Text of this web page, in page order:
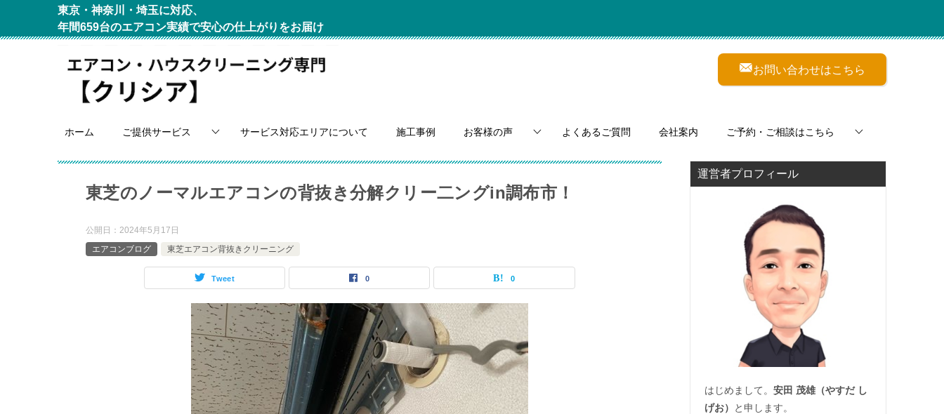
東京・神奈川・埼玉に対応、
年間659台のエアコン実績で安心の仕上がりをお届け
お問い合わせはこちら
ホーム ご提供サービス サービス対応エリアについて 施工事例 お客様の声 よくあるご質問 会社案内 ご予約・ご相談はこちら
東芝のノーマルエアコンの背抜き分解クリー二ングin調布市！
公開日： 2024年5月17日
エアコンブログ
東芝エアコン背抜きクリーニング
Tweet 0 0
運営者プロフィール
はじめまして。 安田 茂雄（やすだ し
げお）
と申します。